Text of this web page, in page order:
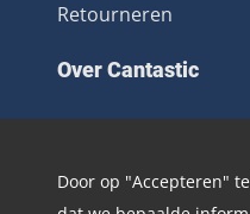
Retourneren
Over Cantastic
Over ons
Algemene
Door op "Accepteren"